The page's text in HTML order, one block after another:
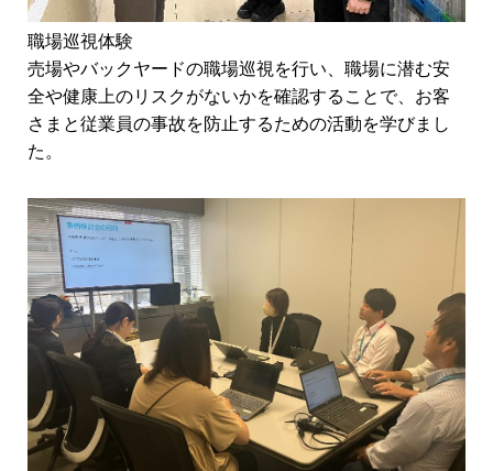
職場巡視体験
売場やバックヤードの職場巡視を行い、職場に潜む安
全や健康上のリスクがないかを確認することで、お客
さまと従業員の事故を防止するための活動を学びまし
た。